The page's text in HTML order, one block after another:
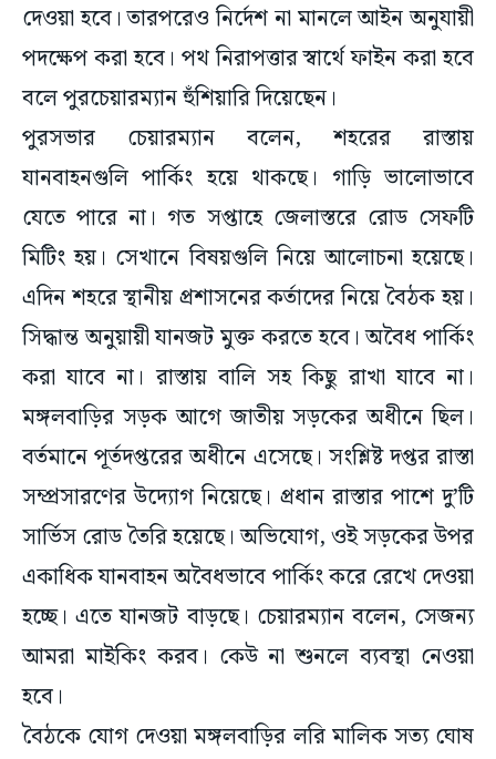
দেওয়া হবে। তারপরেও নির্দেশ না মানলে আইন অনুযায়ী
পদক্ষেপ করা হবে। পথ নিরাপত্তার স্বার্থে ফাইন করা হবে
বলে পুরচেয়ারম্যান হুঁশিয়ারি দিয়েছেন।
পুরসভার চেয়ারম্যান বলেন, শহরের রাস্তায়
যানবাহনগুলি পার্কিং হয়ে থাকছে। গাড়ি ভালোভাবে
যেতে পারে না। গত সপ্তাহে জেলাস্তরে রোড সেফটি
মিটিং হয়। সেখানে বিষয়গুলি নিয়ে আলোচনা হয়েছে।
এদিন শহরে স্থানীয় প্রশাসনের কর্তাদের নিয়ে বৈঠক হয়।
সিদ্ধান্ত অনুয়ায়ী যানজট মুক্ত করতে হবে। অবৈধ পার্কিং
করা যাবে না। রাস্তায় বালি সহ কিছু রাখা যাবে না।
মঙ্গলবাড়ির সড়ক আগে জাতীয় সড়কের অধীনে ছিল।
বর্তমানে পূর্তদপ্তরের অধীনে এসেছে। সংশ্লিষ্ট দপ্তর রাস্তা
সম্প্রসারণের উদ্যোগ নিয়েছে। প্রধান রাস্তার পাশে দু’টি
সার্ভিস রোড তৈরি হয়েছে। অভিযোগ, ওই সড়কের উপর
একাধিক যানবাহন অবৈধভাবে পার্কিং করে রেখে দেওয়া
হচ্ছে। এতে যানজট বাড়ছে। চেয়ারম্যান বলেন, সেজন্য
আমরা মাইকিং করব। কেউ না শুনলে ব্যবস্থা নেওয়া
হবে।
বৈঠকে যোগ দেওয়া মঙ্গলবাড়ির লরি মালিক সত্য ঘোষ